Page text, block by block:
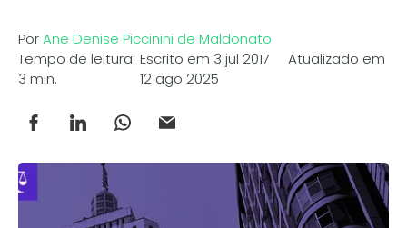
PorAne Denise Piccinini de Maldonato
Tempo de leitura:
3 min.
Escrito em 3 jul 2017 Atualizado em
12 ago 2025